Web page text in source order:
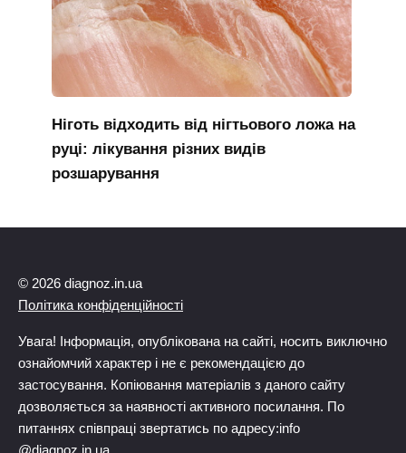
Ніготь відходить від нігтьового ложа на
руці: лікування різних видів
розшарування
© 2026 diagnoz.in.ua
Політика конфіденційності
Увага! Інформація, опублікована на сайті, носить виключно
ознайомчий характер і не є рекомендацією до
застосування. Копіювання матеріалів з даного сайту
дозволяється за наявності активного посилання. По
питаннях співпраці звертатись по адресу:info